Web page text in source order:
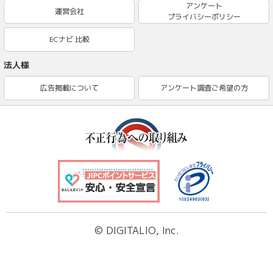
運営会社
アンケート
プライバシーポリシー
ECナビ 比較
法人様
広告掲載について アンケート調査ご希望の方
© DIGITALIO, Inc.